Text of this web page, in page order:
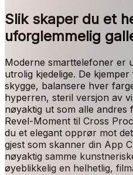
Slik skaper du et
uforglemmelig
Moderne smarttelefoner er
utrolig kjedelige. De
skygge, balansere hver
hyperren, steril versjon av
nøyaktig ut som alle andres
Revel-Moment til Cross
du et elegant opprør mot
gjest som skanner din App
nøyaktig samme
øyeblikkelig en helhetlig,